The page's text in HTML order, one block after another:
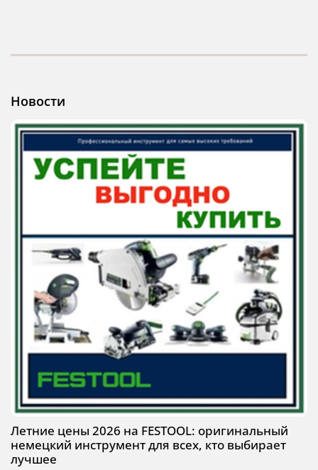
Новости
Летние цены 2026 на FESTOOL: оригинальный
немецкий инструмент для всех, кто выбирает
лучшее